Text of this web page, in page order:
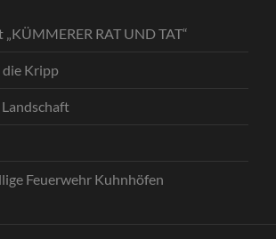
RAT UND TAT“
die Kripp
Feuerwehr Kuhnhöfen